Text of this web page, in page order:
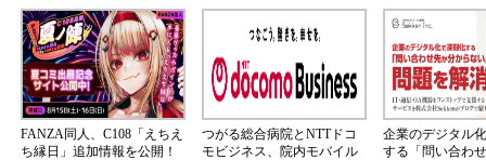
FANZA同人、C108「えちえ
ち縁日」追加情報を公開！
つがる総合病院とNTTドコ
モビジネス、院内モバイル
企業のデジタル
する「問い合わ